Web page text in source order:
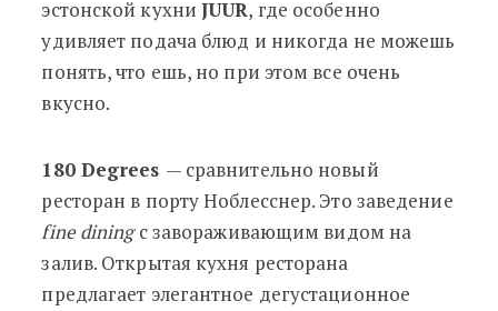
эстонской кухниJUUR, где особенно
удивляет подача блюд и никогда не можешь
понять, что ешь, но при этом все очень
вкусно.
180 Degrees — сравнительно новый
ресторан в порту Ноблесснер. Это заведение
fine diningс завораживающим видом на
залив. Открытая кухня ресторана
предлагает элегантное дегустационное